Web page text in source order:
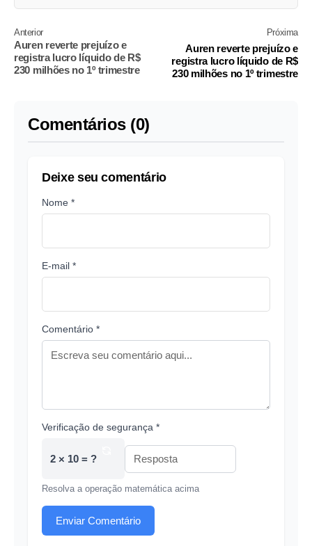
Anterior
Auren reverte prejuízo e
registra lucro líquido de R$
230 milhões no 1º trimestre
Próxima
Auren reverte prejuízo e
registra lucro líquido de R$
230 milhões no 1º trimestre
Comentários (0)
Deixe seu comentário
Nome *
E-mail *
Comentário *
Verificação de segurança *
2 × 10 = ?
Resolva a operação matemática acima
Enviar Comentário